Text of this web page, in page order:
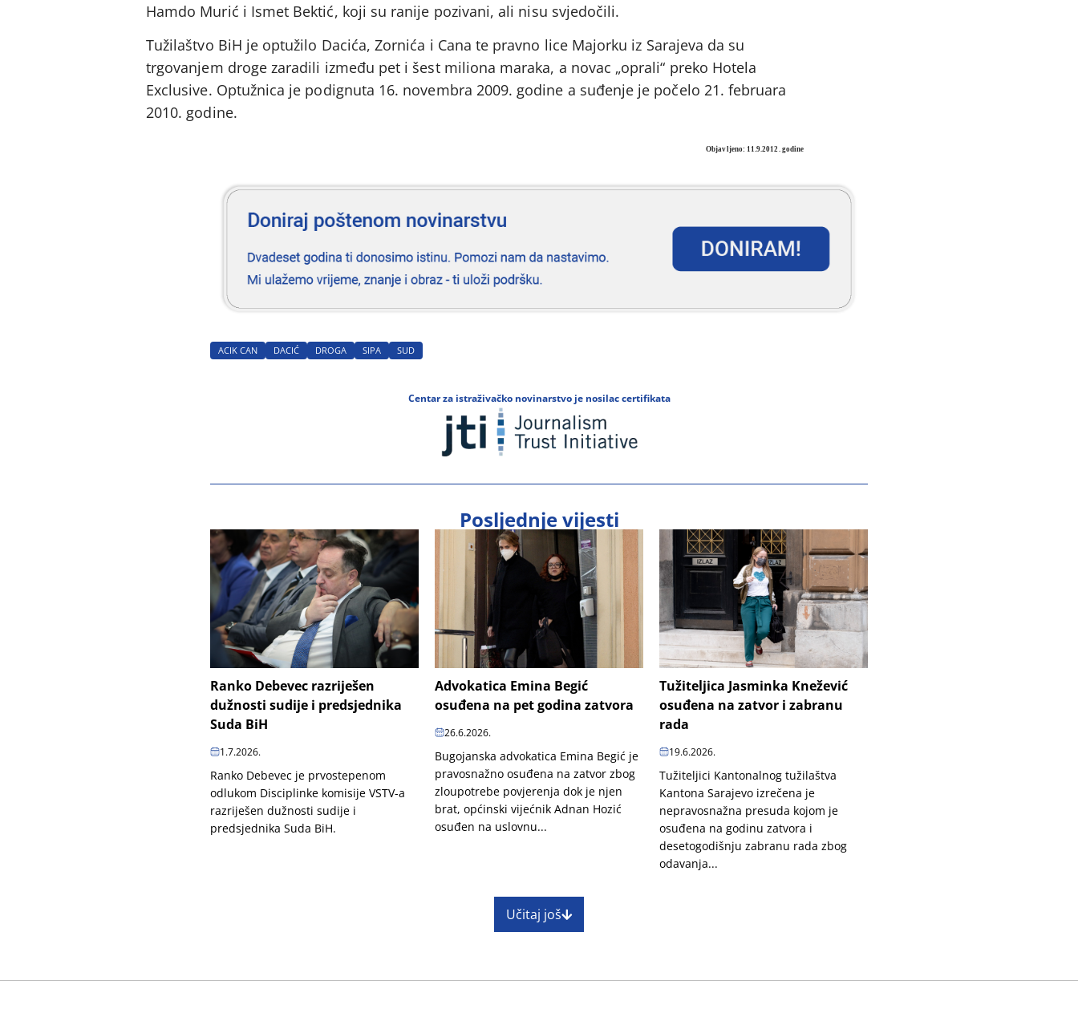
Hamdo Murić i Ismet Bektić, koji su ranije pozivani, ali nisu svjedočili.
Tužilaštvo BiH je optužilo Dacića, Zornića i Cana te pravno lice Majorku iz Sarajeva da su
trgovanjem droge zaradili između pet i šest miliona maraka, a novac „oprali“ preko Hotela
Exclusive. Optužnica je podignuta 16. novembra 2009. godine a suđenje je počelo 21. februara
2010. godine.
Objavljeno: 11.9.2012. godine
ACIK CAN DACIĆ DROGA SIPA SUD
Centar za istraživačko novinarstvo je nosilac certifikata
Posljednje vijesti
Ranko Debevec razriješen
dužnosti sudije i predsjednika
Suda BiH
1.7.2026.
Ranko Debevec je prvostepenom
odlukom Disciplinke komisije VSTV-a
razriješen dužnosti sudije i
predsjednika Suda BiH.
Advokatica Emina Begić
osuđena na pet godina zatvora
26.6.2026.
Bugojanska advokatica Emina Begić je
pravosnažno osuđena na zatvor zbog
zloupotrebe povjerenja dok je njen
brat, općinski vijećnik Adnan Hozić
osuđen na uslovnu...
Tužiteljica Jasminka Knežević
osuđena na zatvor i zabranu
rada
19.6.2026.
Tužiteljici Kantonalnog tužilaštva
Kantona Sarajevo izrečena je
nepravosnažna presuda kojom je
osuđena na godinu zatvora i
desetogodišnju zabranu rada zbog
odavanja...
Učitaj još